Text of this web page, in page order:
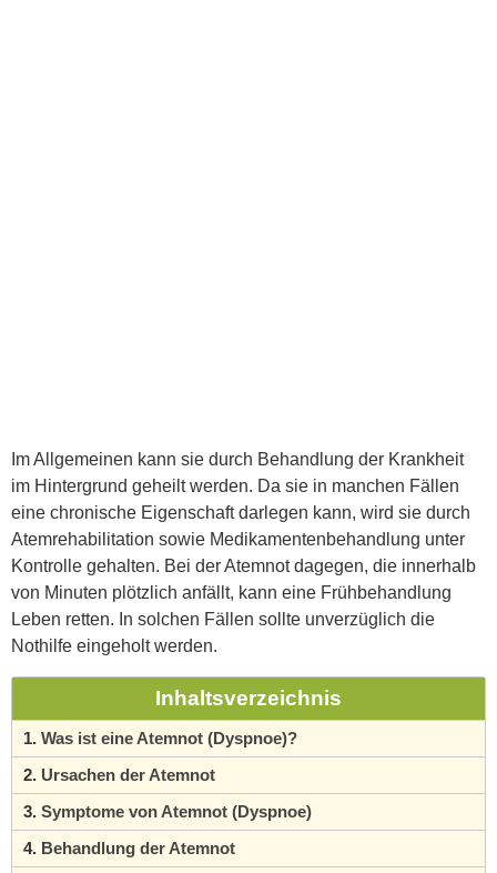
Im Allgemeinen kann sie durch Behandlung der Krankheit
im Hintergrund geheilt werden. Da sie in manchen Fällen
eine chronische Eigenschaft darlegen kann, wird sie durch
Atemrehabilitation sowie Medikamentenbehandlung unter
Kontrolle gehalten. Bei der Atemnot dagegen, die innerhalb
von Minuten plötzlich anfällt, kann eine Frühbehandlung
Leben retten. In solchen Fällen sollte unverzüglich die
Nothilfe eingeholt werden.
Inhaltsverzeichnis
Was ist eine Atemnot (Dyspnoe)?
Ursachen der Atemnot
Symptome von Atemnot (Dyspnoe)
Behandlung der Atemnot